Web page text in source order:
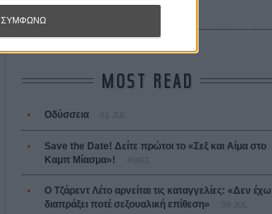
ΣΥΜΦΩΝΩ
L’ Affaire Bojarski (The Moneymaker)
Ζαν-Πολ Σαλομέ
MOST READ
Οδύσσεια
Save the Date! Δείτε πρώτοι το «Σεξ και Αίμα στο
Καμπ Μίασμα»!
ΧΘΕΣ
Ο Τζάρεντ Λέτο αρνείται τις καταγγελίες: «Δεν έχω
διαπράξει ποτέ σεξουαλική επίθεση»